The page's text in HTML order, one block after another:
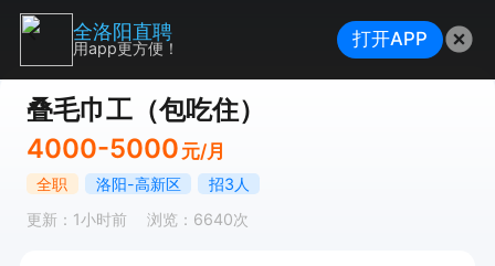
叠毛巾工（包吃住）
4000-5000 元/月
全职 洛阳-高新区
招3人
更新：1小时前
浏览：6640次
全洛阳直聘
用app更方便！ 打开APP